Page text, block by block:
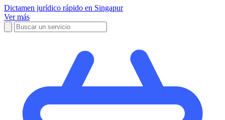
Dictamen jurídico rápido en Singapur
Ver más